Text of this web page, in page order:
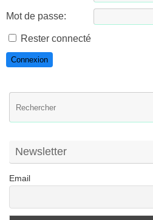
Mot de passe:
Rester connecté
Connexion
Newsletter
Email